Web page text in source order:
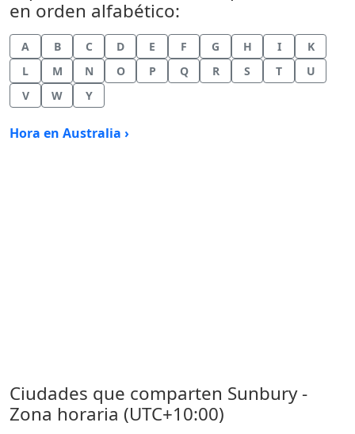
en orden alfabético:
A B C D E F G H I
K
L
M N O P Q R S T
U
V
W Y
Hora en Australia ›
Ciudades que comparten Sunbury -
Zona horaria (UTC+10:00)